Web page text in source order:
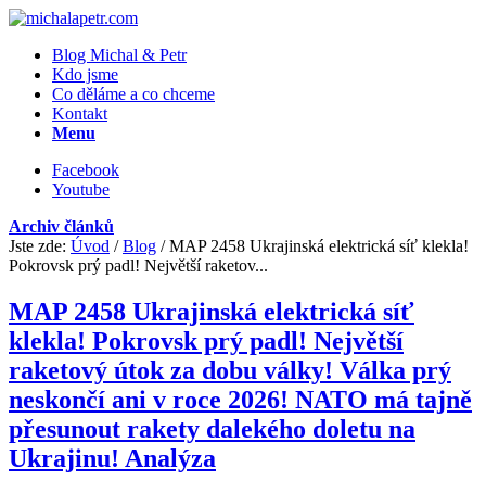
Blog Michal & Petr
Kdo jsme
Co děláme a co chceme
Kontakt
Menu
Facebook
Youtube
Archiv článků
Jste zde: Úvod / Blog / MAP 2458 Ukrajinská elektrická síť klekla!
Pokrovsk prý padl! Největší raketov...
MAP 2458 Ukrajinská elektrická síť
klekla! Pokrovsk prý padl! Největší
raketový útok za dobu války! Válka prý
neskončí ani v roce 2026! NATO má tajně
přesunout rakety dalekého doletu na
Ukrajinu! Analýza